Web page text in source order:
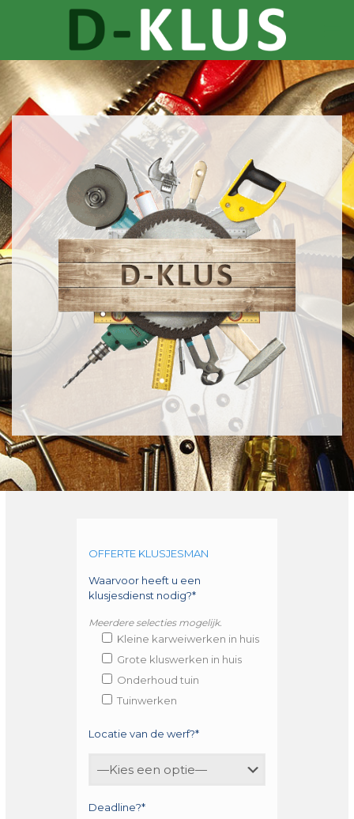
OFFERTE KLUSJESMAN
Waarvoor heeft u een
klusjesdienst nodig?*
Meerdere selecties mogelijk.
Kleine karweiwerken in huis
Grote kluswerken in huis
Onderhoud tuin
Tuinwerken
Locatie van de werf?*
Deadline?*